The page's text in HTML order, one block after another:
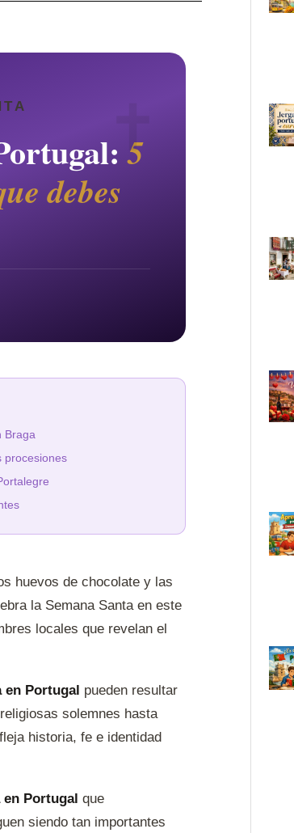
5
debes
Braga
procesiones
huevos de chocolate y las
la Semana Santa en este
locales que revelan el
en Portugal pueden resultar
solemnes hasta
historia, fe e identidad
Portugal que
siendo tan importantes